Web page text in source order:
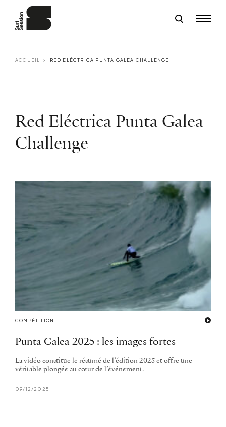
ACCUEIL RED ELÉCTRICA PUNTA GALEA CHALLENGE
Red Eléctrica Punta Galea
Challenge
COMPÉTITION
Punta Galea 2025 : les images fortes
La vidéo constitue le résumé de l’édition 2025 et offre une
véritable plongée au cœur de l’événement.
09/12/2025